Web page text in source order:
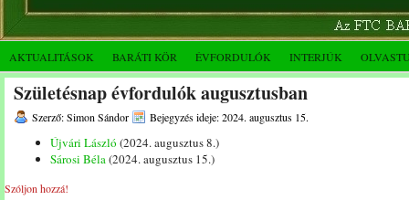
AKTUALITÁSOK BARÁTI KÖR ÉVFORDULÓK INTERJÚK
Születésnap évfordulók augusztusban
Szerző: Simon Sándor Bejegyzés ideje: 2024. augusztus 15.
Újvári László (2024. augusztus 8.)
Sárosi Béla(2024. augusztus 15.)
Szóljon hozzá!